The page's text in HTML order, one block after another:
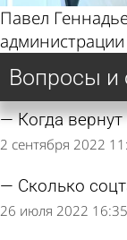
Павел
Вопросы и
Когда
2 сентября 2022
Сколько
26 июля 2022 16:35